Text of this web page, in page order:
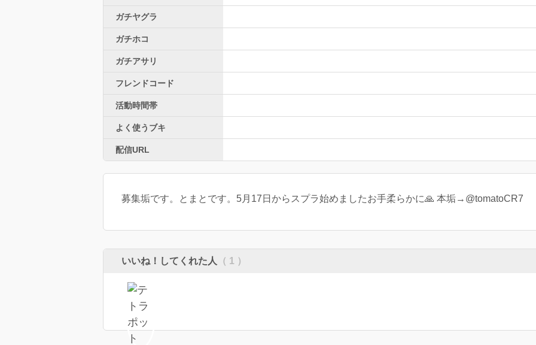
ガチヤグラ
ガチホコ
ガチアサリ
フレンドコード
活動時間帯
よく使うブキ
配信URL
募集垢です。とまとです。5月17日からスプラ始めましたお手柔らかに🙏 本垢→@tomatoCR7
いいね！してくれた人 （ 1 ）